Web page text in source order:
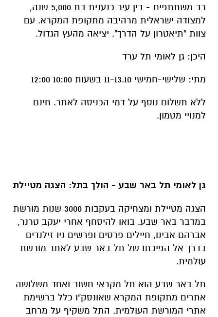
רב משתתפים - בין עיר כנענית בת 5,000 שנה,
למצודה ישראלית מרהיבה מתקופת המקרא. עם
צוות "תיאטרון על הדרך". יציאה מהעץ הגדול.
היכן: גן לאומי תל ערד
מתי: שלישי-חמישי 11-13.10 בשעות 10:00 12:00
ללא תשלום נוסף על דמי הכניסה לאתר. חינם
למנויי מטמון.
גן לאומי תל באר שבע - הולך בתל: הצגה מטיילת
הצגה מטיילת ומצחיקה בעקבות 3000 שנות מורשת
במדבר באר שבע. בואו להיסחף אחרי יעקב טרנר,
אברהם אבינו, חיילים פרסים ופרשים ניו זילנדים
בדרך אל הפיכתו של תל באר שבע לאתר מורשת
עולמית.
תל באר שבע הוא תל מקראי חשוב ואחד משלושה
אתרים מתקופת המקרא שאונסק"ו כלל ברשימת
אתרי המורשת העולמית. התל משקיף על מרחב